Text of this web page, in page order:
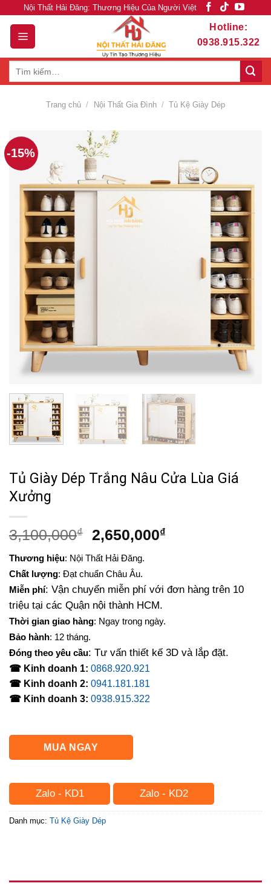
content
Nội Thất Hải Đăng: Thương Hiệu Của Người Việt
Hotline:
0938.915.322
Trang chủ / Nội Thất Gia Đình / Tủ Kệ Giày Dép
-15%
Tủ Giày Dép Trắng Nâu Cửa Lùa Giá
Xưởng
3,100,000₫
Giá
là:
3,100,000₫.
2,650,000₫Giá
2,650,000₫.
Thương hiệu: Nội Thất Hải Đăng.
Chất lượng: Đạt chuẩn Châu Âu.
Miễn phí: Vận chuyển miễn phí với đơn hàng trên 10
triệu tại các Quận nội thành HCM.
Thời gian giao hàng: Ngay trong ngày.
Bảo hành: 12 tháng.
Đóng theo yêu cầu: Tư vấn thiết kế 3D và lắp đặt.
☎ Kinh doanh 1: 0868.920.921
☎ Kinh doanh 2: 0941.181.181
☎ Kinh doanh 3: 0938.915.322
MUA NGAY
Zalo - KD1 Zalo - KD2
Danh mục: Tủ Kệ Giày Dép